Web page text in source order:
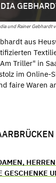
und Rainer Gebhardt
aus
Triller" in
im Online-
faire Waren
GESCHENKE